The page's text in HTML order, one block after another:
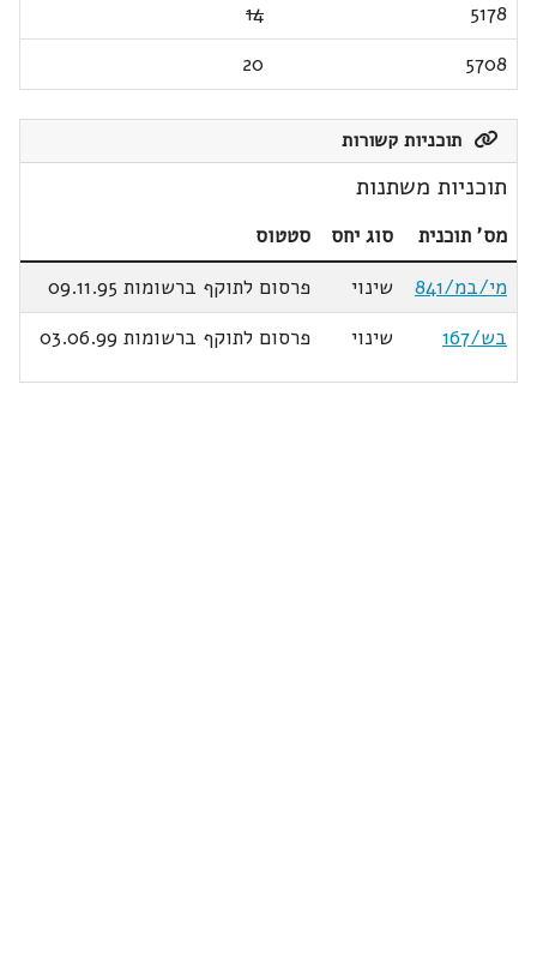
5178
14
5708
20
תוכניות קשורות
תוכניות משתנות
מס' תוכנית סוג יחס
סטטוס
מי/במ/841
שינוי
פרסום לתוקף ברשומות 09.11.95
בש/167
שינוי פרסום לתוקף ברשומות 03.06.99